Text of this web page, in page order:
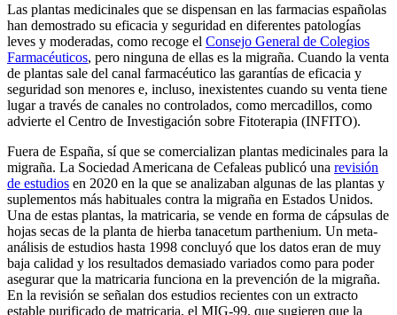
Las plantas medicinales que se dispensan en las farmacias españolas
han demostrado su eficacia y seguridad en diferentes patologías
leves y moderadas, como recoge el Consejo General de Colegios
Farmacéuticos, pero ninguna de ellas es la migraña. Cuando la venta
de plantas sale del canal farmacéutico las garantías de eficacia y
seguridad son menores e, incluso, inexistentes cuando su venta tiene
lugar a través de canales no controlados, como mercadillos, como
advierte el Centro de Investigación sobre Fitoterapia (INFITO).
Fuera de España, sí que se comercializan plantas medicinales para la
migraña. La Sociedad Americana de Cefaleas publicó una revisión
de estudios en 2020 en la que se analizaban algunas de las plantas y
suplementos más habituales contra la migraña en Estados Unidos.
Una de estas plantas, la matricaria, se vende en forma de cápsulas de
hojas secas de la planta de hierba tanacetum parthenium. Un meta-
análisis de estudios hasta 1998 concluyó que los datos eran de muy
baja calidad y los resultados demasiado variados como para poder
asegurar que la matricaria funciona en la prevención de la migraña.
En la revisión se señalan dos estudios recientes con un extracto
estable purificado de matricaria, el MIG-99, que sugieren que la